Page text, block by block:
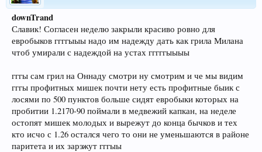
downTrand
Славик! Согласен неделю закрыли красиво ровно для
евробыков ггггыыы надо им надежду дать как грила Милана
чтоб умирали с надеждой на устах гггггыыыы
гггы сам грил на Оннаду смотри ну смотрим и че мы видим
гггы профитных мишек почти нету есть профитные быик с
лосями по 500 пунктов больше сидят евробыки которых на
пробитии 1.2170-90 поймали в медвежий капкан, на неделе
остопят мишек молодых и вырежут до конца бычков и тех
кто исчо с 1.26 остался чего то они не уменьшаются в районе
паритета и их зарэжут гггыы